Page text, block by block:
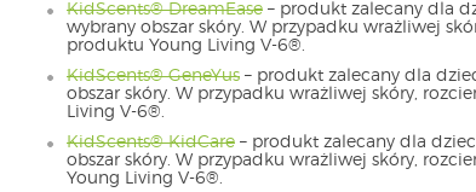
KidScents® DreamEase – produkt zalecany dla
wybrany obszar skóry. W przypadku wrażliwej
produktu Young Living V-6®.
KidScents® GeneYus – produkt zalecany dla
obszar skóry. W przypadku wrażliwej skóry,
Living V-6®.
KidScents® KidCare – produkt zalecany dla
obszar skóry. W przypadku wrażliwej skóry,
Young Living V-6®.